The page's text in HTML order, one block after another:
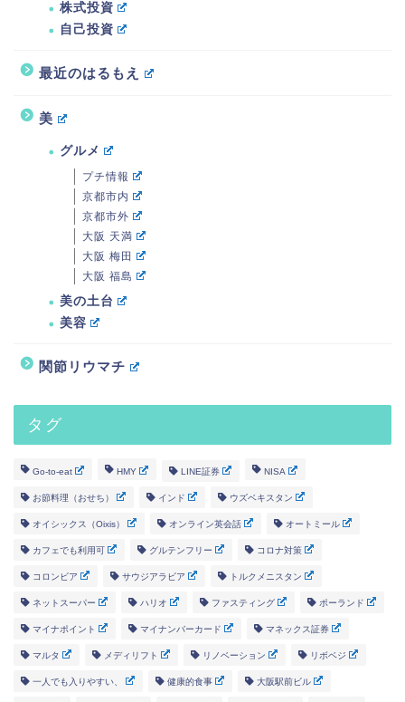
株式投資
自己投資
最近のはるもえ
美
グルメ
プチ情報
京都市内
京都市外
大阪 天満
大阪 梅田
大阪 福島
美の土台
美容
関節リウマチ
タグ
Go-to-eat HMY LINE証券 NISA
お節料理（おせち） インド ウズベキスタン
オイシックス（Oixis） オンライン英会話 オートミール
カフェでも利用可 グルテンフリー コロナ対策
コロンビア サウジアラビア トルクメニスタン
ネットスーパー ハリオ ファスティング ポーランド
マイナポイント マイナンバーカード マネックス証券
マルタ メディリフト リノベーション リボベジ
一人でも入りやすい、 健康的食事 大阪駅前ビル